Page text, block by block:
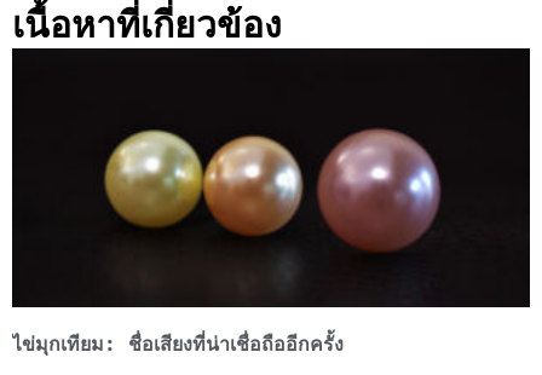
เนื้อหาที่เกี่ยวข้อง
ไข่มุกเทียม: ชื่อเสียงที่น่าเชื่อถืออีกครั้ง